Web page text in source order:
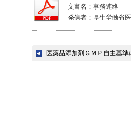
文書名：事務連絡
発信者：厚生労働省
医薬品添加剤ＧＭＰ自主基準